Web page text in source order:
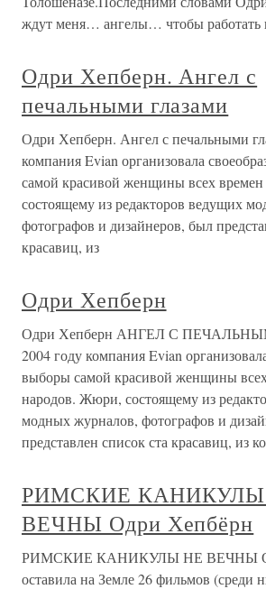
ждут меня… ангелы… чтобы работать
Одри Хепберн. Ангел с
печальными глазами
Одри Хепберн. Ангел с печальными
компания Evian организовала
самой красивой женщины всех
состоящему из редакторов ведущих
фотографов и дизайнеров, был
красавиц, из
Одри Хепберн
Одри Хепберн АНГЕЛ С
2004 году компания Evian
выборы самой красивой женщины
народов. Жюри, состоящему из
модных журналов, фотографов и
представлен список ста красавиц, из
РИМСКИЕ
ВЕЧНЫ Одри Хепбёрн
РИМСКИЕ КАНИКУЛЫ НЕ ВЕЧНЫ
оставила на Земле 26 фильмов (среди